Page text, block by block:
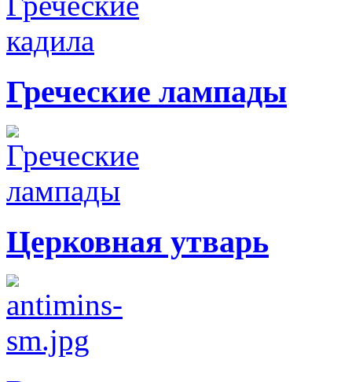
Греческие лампады
Церковная утварь